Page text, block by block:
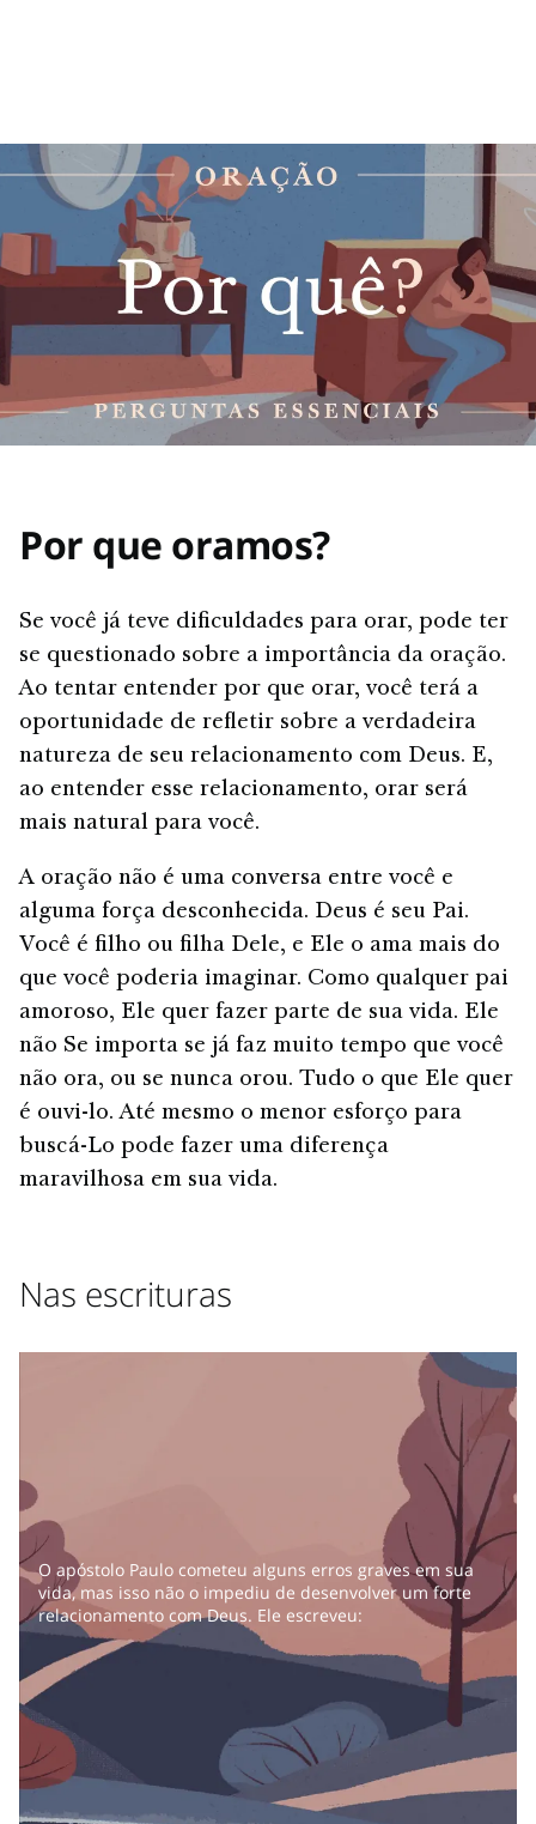
Por que oramos?
Se você já teve dificuldades para orar, pode ter
se questionado sobre a importância da oração.
Ao tentar entender por que orar, você terá a
oportunidade de refletir sobre a verdadeira
natureza de seu relacionamento com Deus. E,
ao entender esse relacionamento, orar será
mais natural para você.
A oração não é uma conversa entre você e
alguma força desconhecida. Deus é seu Pai.
Você é filho ou filha Dele, e Ele o ama mais do
que você poderia imaginar. Como qualquer pai
amoroso, Ele quer fazer parte de sua vida. Ele
não Se importa se já faz muito tempo que você
não ora, ou se nunca orou. Tudo o que Ele quer
é ouvi-lo. Até mesmo o menor esforço para
buscá-Lo pode fazer uma diferença
maravilhosa em sua vida.
Nas escrituras
O apóstolo Paulo cometeu alguns erros graves em sua
vida, mas isso não o impediu de desenvolver um forte
relacionamento com Deus. Ele escreveu: